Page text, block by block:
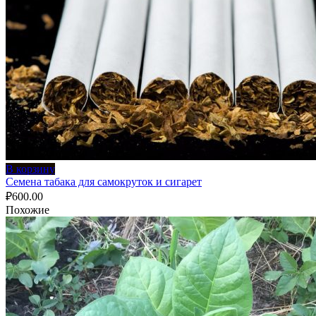
В корзину
Семена табака для самокруток и сигарет
₽600.00
Похожие